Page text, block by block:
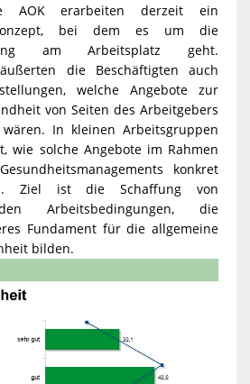
AOK erarbeiten derzeit ein
bei dem es um die
am Arbeitsplatz geht.
die Beschäftigten auch
welche Angebote zur
von Seiten des Arbeitgebers
In kleinen Arbeitsgruppen
wie solche Angebote im Rahmen
konkret
Ziel ist die Schaffung von
Arbeitsbedingungen, die
Fundament für die allgemeine
bilden.